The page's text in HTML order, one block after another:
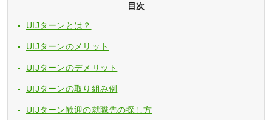
目次
UIJターンとは？
UIJターンのメリット
UIJターンのデメリット
UIJターンの取り組み例
UIJターン歓迎の就職先の探し方